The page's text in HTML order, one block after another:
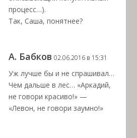
процесс…).
Так, Саша, понятнее?
А. Бабков 02.06.2016 в 15:31
Уж лучше бы и не спрашивал…
Чем дальше в лес… «Аркадий,
не говори красиво!» —
«Левон, не говори заумно!»